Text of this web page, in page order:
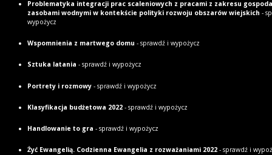
Problematyka integracji prac scaleniowych z pracami z zakresu
zasobami wodnymi w kontekście polityki rozwoju obszarów wiejskich -
wypożycz
Wspomnienia z martwego domu - sprawdź i wypożycz
Sztuka latania - sprawdź i wypożycz
Portrety i rozmowy- sprawdź i wypożycz
Klasyfikacja budżetowa 2022- sprawdź i wypożycz
Handlowanie to gra - sprawdź i wypożycz
Żyć Ewangelią. Codzienna Ewangelia z rozważaniami 2022- sprawdź i